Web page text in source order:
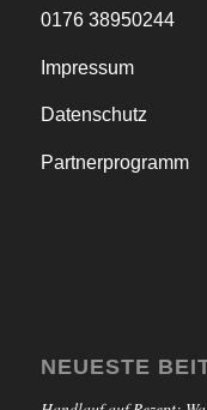
0176 38950244
Impressum
Datenschutz
Partnerprogramm
NEUESTE